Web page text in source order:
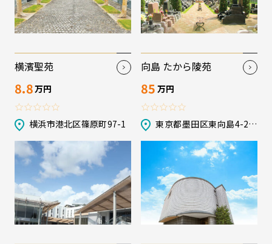
横濱聖苑
8.8万円
横浜市港北区篠原町97-1
向島 たから陵苑
85 万円
東京都墨田区東向島4-20-
8